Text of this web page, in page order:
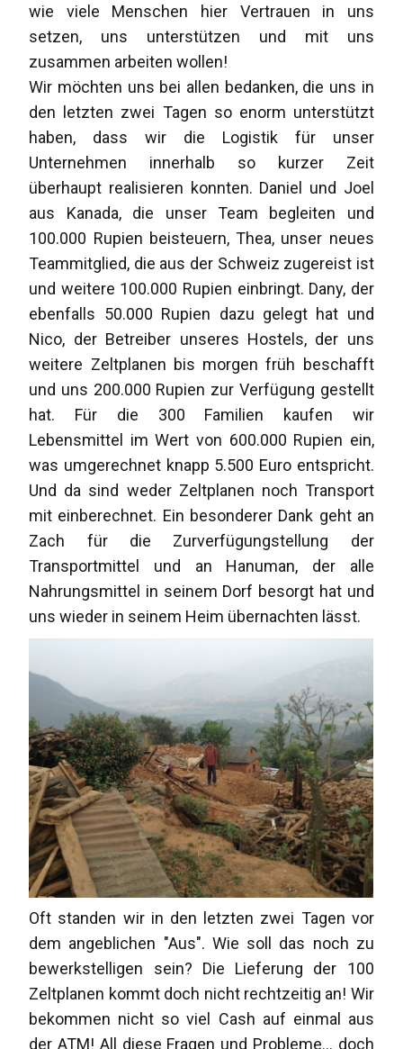
wie viele Menschen hier Vertrauen in uns
setzen, uns unterstützen und mit uns
zusammen arbeiten wollen!
Wir möchten uns bei allen bedanken, die uns in
den letzten zwei Tagen so enorm unterstützt
haben, dass wir die Logistik für unser
Unternehmen innerhalb so kurzer Zeit
überhaupt realisieren konnten. Daniel und Joel
aus Kanada, die unser Team begleiten und
100.000 Rupien beisteuern, Thea, unser neues
Teammitglied, die aus der Schweiz zugereist ist
und weitere 100.000 Rupien einbringt. Dany, der
ebenfalls 50.000 Rupien dazu gelegt hat und
Nico, der Betreiber unseres Hostels, der uns
weitere Zeltplanen bis morgen früh beschafft
und uns 200.000 Rupien zur Verfügung gestellt
hat. Für die 300 Familien kaufen wir
Lebensmittel im Wert von 600.000 Rupien ein,
was umgerechnet knapp 5.500 Euro entspricht.
Und da sind weder Zeltplanen noch Transport
mit einberechnet. Ein besonderer Dank geht an
Zach für die Zurverfügungstellung der
Transportmittel und an Hanuman, der alle
Nahrungsmittel in seinem Dorf besorgt hat und
uns wieder in seinem Heim übernachten lässt.
Oft standen wir in den letzten zwei Tagen vor
dem angeblichen "Aus". Wie soll das noch zu
bewerkstelligen sein? Die Lieferung der 100
Zeltplanen kommt doch nicht rechtzeitig an! Wir
bekommen nicht so viel Cash auf einmal aus
der ATM! All diese Fragen und Probleme... doch